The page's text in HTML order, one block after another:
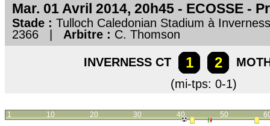
Mar. 01 Avril 2014, 20h45 - ECOSSE -
Stade : Tulloch Caledonian Stadium à
2366 | Arbitre : C. Thomson
INVERNESS CT 1 2
(mi-tps: 0-1)
1 10 20 30 40 50